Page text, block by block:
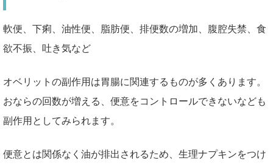
軟便、下痢、油性便、脂肪便、排便数の増加、腹腔失禁、食
欲不振、吐き気など
オベリットの副作用は胃腸に関連するものが多くあります。
おならの回数が増える、便意をコントロールできないなども
副作用としてみられます。
便意とは関係なく油が排出されるため、生理ナプキンをつけ